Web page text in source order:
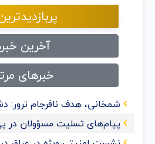
آخرین
خبرهای
شمخانی، هدف نافرجام
پیام‌های تسلیت مسؤولان در